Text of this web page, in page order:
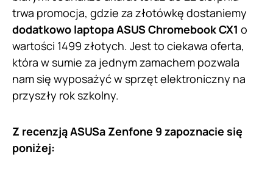
trwa promocja, gdzie za złotówkę dostaniemy
dodatkowo laptopa ASUS Chromebook CX1 o
wartości 1499 złotych. Jest to ciekawa oferta,
która w sumie za jednym zamachem pozwala
nam się wyposażyć w sprzęt elektroniczny na
przyszły rok szkolny.
Z recenzją ASUSa Zenfone 9 zapoznacie się
poniżej: